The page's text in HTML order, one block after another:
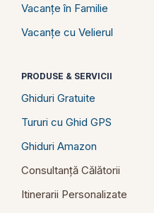
Vacanțe în Familie
Vacanțe cu Velierul
PRODUSE & SERVICII
Ghiduri Gratuite
Tururi cu Ghid GPS
Ghiduri Amazon
Consultanță Călătorii
Itinerarii Personalizate